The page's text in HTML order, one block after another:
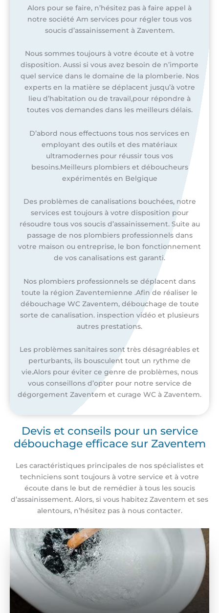
Alors pour se faire, n’hésitez pas à faire appel à
notre société Am services pour régler tous vos
soucis d’assainissement à Zaventem.
Nous sommes toujours à votre écoute et à votre
disposition. Aussi si vous avez besoin de n’importe
quel service dans le domaine de la plomberie. Nos
experts en la matière se déplacent jusqu’à votre
lieu d’habitation ou de travail,pour répondre à
toutes vos demandes dans les meilleurs délais.
D’abord nous effectuons tous nos services en
employant des outils et des matériaux
ultramodernes pour réussir tous vos
besoins.Meilleurs plombiers et déboucheurs
expérimentés en Belgique
Des problèmes de canalisations bouchées, notre
services est toujours à votre disposition pour
résoudre tous vos soucis d’assainissement. Suite au
passage de nos plombiers professionnels dans
votre maison ou entreprise, le bon fonctionnement
de vos canalisations est garanti.
Nos plombiers professionnels se déplacent dans
toute la région Zaventemienne .Afin de réaliser le
débouchage WC Zaventem, débouchage de toute
sorte de canalisation. inspection vidéo et plusieurs
autres prestations.
Les problèmes sanitaires sont très désagréables et
perturbants, ils bousculent tout un rythme de
vie.Alors pour éviter ce genre de problèmes, nous
vous conseillons d’opter pour notre service de
dégorgement Zaventem et curage WC à Zaventem.
Devis et conseils pour un service
débouchage efficace sur Zaventem
Les caractéristiques principales de nos spécialistes et
techniciens sont toujours à votre service et à votre
écoute dans le but de remédier à tous les soucis
d’assainissement. Alors, si vous habitez Zaventem et ses
alentours, n’hésitez pas à nous contacter.